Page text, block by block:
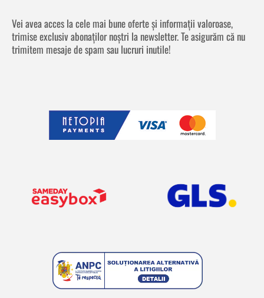
Vei avea acces la cele mai bune oferte și informații valoroase,
trimise exclusiv abonaților noștri la newsletter. Te asigurăm că nu
trimitem mesaje de spam sau lucruri inutile!